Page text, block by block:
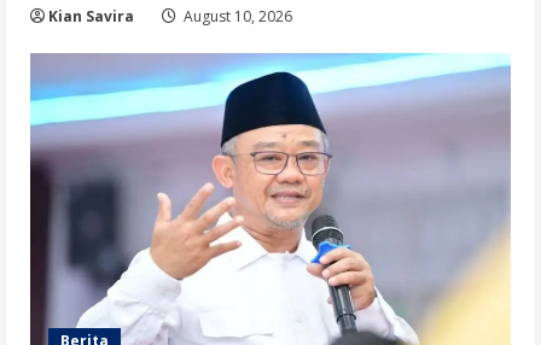
Kian Savira August 10, 2026